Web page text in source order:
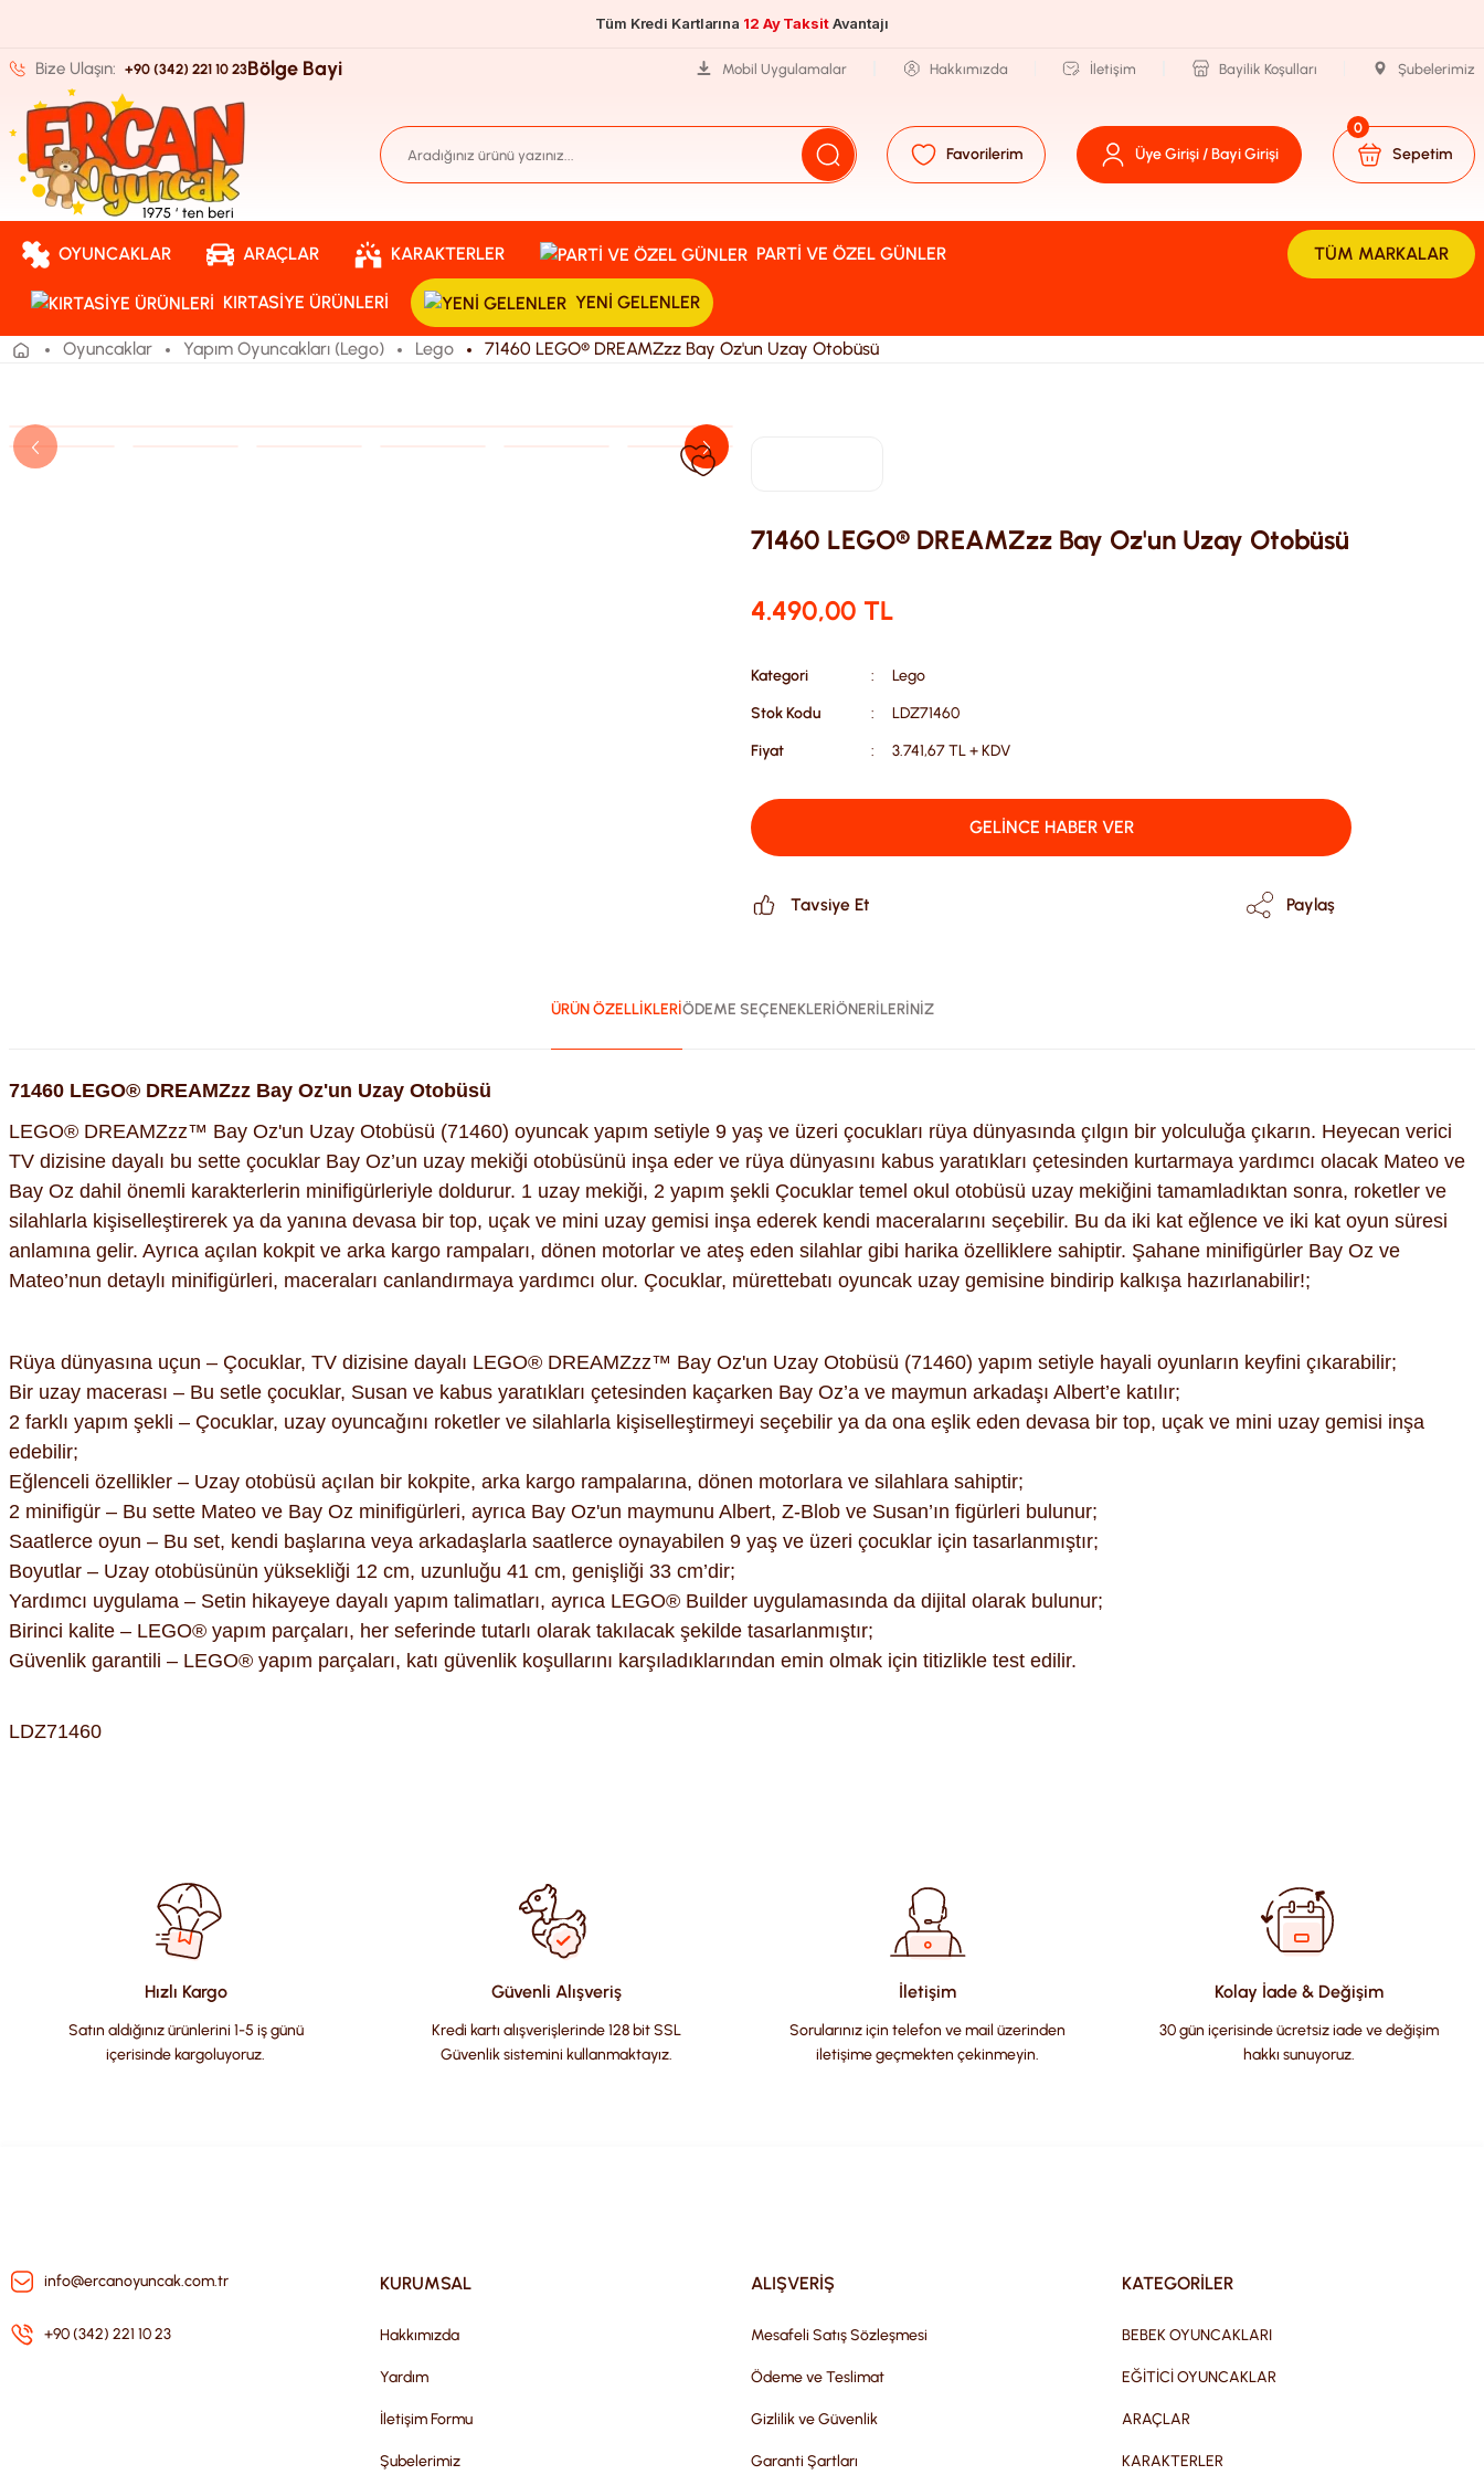
Tüm Kredi Kartlarına 12 Ay TaksitAvantajı
Bize Ulaşın: +90 (342) 221 10 23Bölge Bayi Mobil Uygulamalar Hakkımızda İletişim Bayilik Koşulları Şubelerimiz
Favorilerim Üye Girişi / Bayi Girişi Sepetim
0
OYUNCAKLAR ARAÇLAR KARAKTERLER PARTI VE ÖZEL GÜNLER
KIRTASIYE ÜRÜNLERI YENI GELENLER
TÜM MARKALAR
Oyuncaklar Yapım Oyuncakları (Lego) Lego 71460 LEGO® DREAMZzz Bay Oz'un Uzay Otobüsü
71460 LEGO® DREAMZzz Bay Oz'un Uzay Otobüsü
4.490,00 TL
Kategori
Lego
Stok Kodu
LDZ71460
Fiyat
3.741,67 TL + KDV
GELİNCE HABER VER
Tavsiye Et Paylaş
ÜRÜN ÖZELLİKLERİÖDEME SEÇENEKLERİÖNERİLERİNİZ
71460 LEGO® DREAMZzz Bay Oz'un Uzay Otobüsü
LEGO® DREAMZzz™ Bay Oz'un Uzay Otobüsü (71460) oyuncak yapım setiyle 9 yaş ve üzeri çocukları rüya dünyasında çılgın bir yolculuğa çıkarın. Heyecan verici
TV dizisine dayalı bu sette çocuklar Bay Oz’un uzay mekiği otobüsünü inşa eder ve rüya dünyasını kabus yaratıkları çetesinden kurtarmaya yardımcı olacak Mateo ve
Bay Oz dahil önemli karakterlerin minifigürleriyle doldurur. 1 uzay mekiği, 2 yapım şekli Çocuklar temel okul otobüsü uzay mekiğini tamamladıktan sonra, roketler ve
silahlarla kişiselleştirerek ya da yanına devasa bir top, uçak ve mini uzay gemisi inşa ederek kendi maceralarını seçebilir. Bu da iki kat eğlence ve iki kat oyun süresi
anlamına gelir. Ayrıca açılan kokpit ve arka kargo rampaları, dönen motorlar ve ateş eden silahlar gibi harika özelliklere sahiptir. Şahane minifigürler Bay Oz ve
Mateo’nun detaylı minifigürleri, maceraları canlandırmaya yardımcı olur. Çocuklar, mürettebatı oyuncak uzay gemisine bindirip kalkışa hazırlanabilir!;
Rüya dünyasına uçun – Çocuklar, TV dizisine dayalı LEGO® DREAMZzz™ Bay Oz'un Uzay Otobüsü (71460) yapım setiyle hayali oyunların keyfini çıkarabilir;
Bir uzay macerası – Bu setle çocuklar, Susan ve kabus yaratıkları çetesinden kaçarken Bay Oz’a ve maymun arkadaşı Albert’e katılır;
2 farklı yapım şekli – Çocuklar, uzay oyuncağını roketler ve silahlarla kişiselleştirmeyi seçebilir ya da ona eşlik eden devasa bir top, uçak ve mini uzay gemisi inşa
edebilir;
Eğlenceli özellikler – Uzay otobüsü açılan bir kokpite, arka kargo rampalarına, dönen motorlara ve silahlara sahiptir;
2 minifigür – Bu sette Mateo ve Bay Oz minifigürleri, ayrıca Bay Oz'un maymunu Albert, Z-Blob ve Susan’ın figürleri bulunur;
Saatlerce oyun – Bu set, kendi başlarına veya arkadaşlarla saatlerce oynayabilen 9 yaş ve üzeri çocuklar için tasarlanmıştır;
Boyutlar – Uzay otobüsünün yüksekliği 12 cm, uzunluğu 41 cm, genişliği 33 cm’dir;
Yardımcı uygulama – Setin hikayeye dayalı yapım talimatları, ayrıca LEGO® Builder uygulamasında da dijital olarak bulunur;
Birinci kalite – LEGO® yapım parçaları, her seferinde tutarlı olarak takılacak şekilde tasarlanmıştır;
Güvenlik garantili – LEGO® yapım parçaları, katı güvenlik koşullarını karşıladıklarından emin olmak için titizlikle test edilir.
LDZ71460
Ürün resmi kalitesiz, bozuk veya görüntülenemiyor.
Ürün açıklamasında eksik bilgiler bulunuyor.
Ürün bilgilerinde hatalar bulunuyor.
Bu ürüne benzer farklı alternatifler olmalı.
Hızlı Kargo
Satın aldığınız ürünlerini 1-5 iş günü
içerisinde kargoluyoruz.
Güvenli Alışveriş
Kredi kartı alışverişlerinde 128 bit SSL
Güvenlik sistemini kullanmaktayız.
İletişim
Sorularınız için telefon ve mail üzerinden
iletişime geçmekten çekinmeyin.
Kolay İade & Değişim
30 gün içerisinde ücretsiz iade ve değişim
hakkı sunuyoruz.
info@ercanoyuncak.com.tr
+90 (342) 221 10 23
KURUMSAL
Hakkımızda
Yardım
İletişim Formu
Şubelerimiz
ALIŞVERİŞ
Mesafeli Satış Sözleşmesi
Ödeme ve Teslimat
Gizlilik ve Güvenlik
Garanti Şartları
KATEGORİLER
BEBEK OYUNCAKLARI
EĞİTİCİ OYUNCAKLAR
ARAÇLAR
KARAKTERLER